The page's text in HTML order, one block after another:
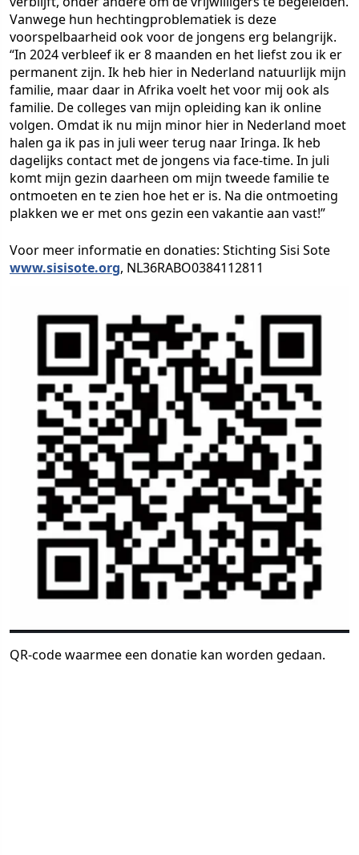
Vanwege hun hechtingproblematiek is deze
voorspelbaarheid ook voor de jongens erg belangrijk.
“In 2024 verbleef ik er 8 maanden en het liefst zou ik er
permanent zijn. Ik heb hier in Nederland natuurlijk mijn
familie, maar daar in Afrika voelt het voor mij ook als
familie. De colleges van mijn opleiding kan ik online
volgen. Omdat ik nu mijn minor hier in Nederland moet
halen ga ik pas in juli weer terug naar Iringa. Ik heb
dagelijks contact met de jongens via face-time. In juli
komt mijn gezin daarheen om mijn tweede familie te
ontmoeten en te zien hoe het er is. Na die ontmoeting
plakken we er met ons gezin een vakantie aan vast!”
Voor meer informatie en donaties: Stichting Sisi Sote
www.sisisote.org, NL36RABO0384112811
QR-code waarmee een donatie kan worden gedaan.